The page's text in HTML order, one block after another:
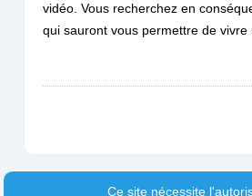
vidéo. Vous recherchez en
qui sauront vous permettre de vivre
Ce site nécessite